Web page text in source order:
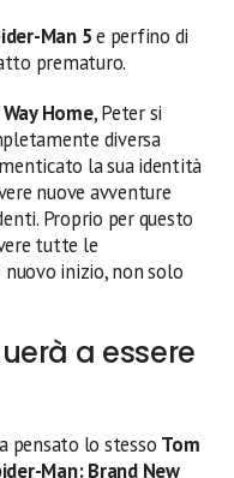
Man 5e perfino di
prematuro.
Home, Peter si
diversa
la sua identità
nuove avventure
Proprio per questo
tutte le
inizio, non solo
a essere
pensato lo stesso Tom
Man: Brand New